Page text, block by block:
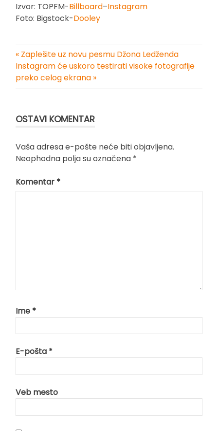
Izvor: TOPFM-Billboard–Instagram
Foto: Bigstock-Dooley
Kretanje
članka
« Zaplešite uz novu pesmu Džona Ledženda
Instagram će uskoro testirati visoke fotografije
preko celog ekrana »
OSTAVI KOMENTAR
Vaša adresa e-pošte neće biti objavljena.
Neophodna polja su označena *
Komentar *
Ime *
E-pošta *
Veb mesto